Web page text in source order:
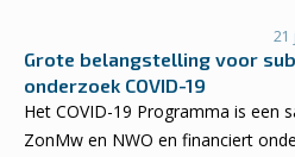
21
Grote belangstelling voor
onderzoek COVID-19
Het COVID-19 Programma is een
ZonMw en NWO en financiert